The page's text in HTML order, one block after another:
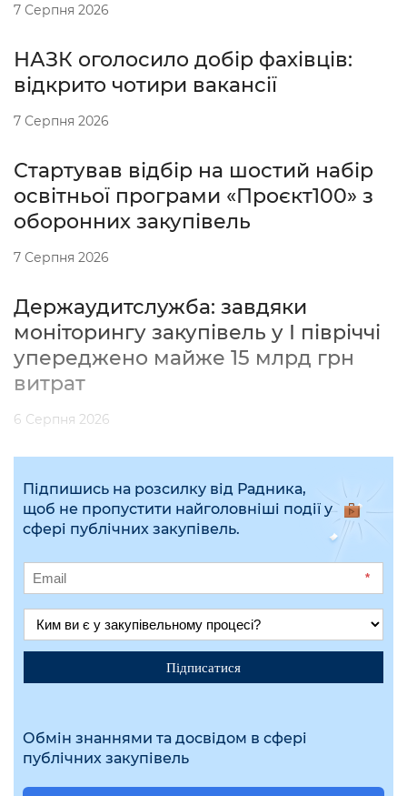
7 Серпня 2026
НАЗК оголосило добір фахівців:
відкрито чотири вакансії
7 Серпня 2026
Стартував відбір на шостий набір
освітньої програми «Проєкт100» з
оборонних закупівель
7 Серпня 2026
Держаудитслужба: завдяки
моніторингу закупівель у І півріччі
упереджено майже 15 млрд грн
витрат
6 Серпня 2026
Підпишись на розсилку від Радника,
щоб не пропустити найголовніші події у
сфері публічних закупівель.
*
Підписатися
Обмін знаннями та досвідом в сфері
публічних закупівель